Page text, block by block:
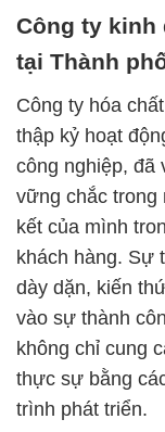
Công ty kinh
tại Thành
Công ty hóa
thập kỷ hoạt
công nghiệp, đã
vững chắc trong
kết của mình
khách hàng. Sự
dày dặn, kiến
vào sự thành
không chỉ cung
thực sự bằng
trình phát triển.